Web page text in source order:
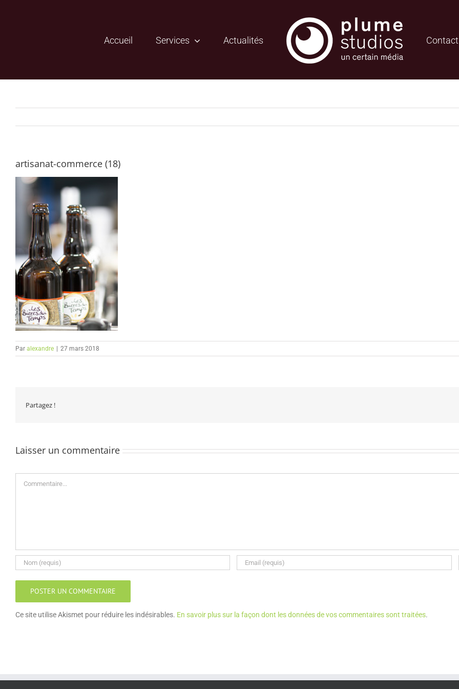
Accueil Services Actualités Contact
artisanat-commerce (18)
Par alexandre 27 mars 2018
Partagez !
Laisser un commentaire
Ce site utilise Akismet pour réduire les indésirables. En savoir plus sur la façon dont les données de vos commentaires sont traitées.